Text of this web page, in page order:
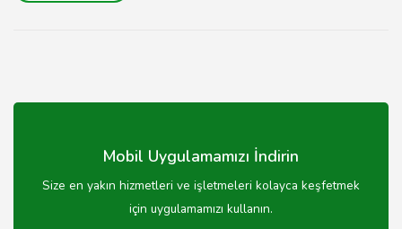
Mobil Uygulamamızı İndirin
Size en yakın hizmetleri ve işletmeleri kolayca keşfetmek
için uygulamamızı kullanın.